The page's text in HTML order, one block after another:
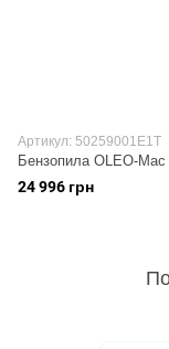
Артикул: 50259001E1T
Бензопила OLEO-Маc
24 996 грн